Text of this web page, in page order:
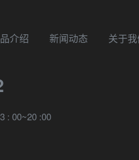
介绍 新闻动态 关于
: 00~20 :00